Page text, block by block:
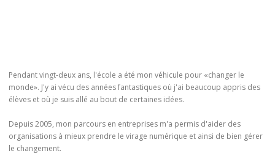
Pendant vingt-deux ans, l'école a été mon véhicule pour «changer le
monde». J'y ai vécu des années fantastiques où j'ai beaucoup appris des
élèves et où je suis allé au bout de certaines idées.
Depuis 2005, mon parcours en entreprises m'a permis d'aider des
organisations à mieux prendre le virage numérique et ainsi de bien gérer
le changement.